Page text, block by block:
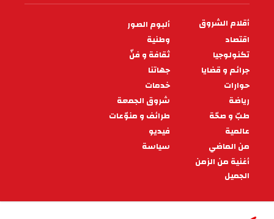
PIED
DE
PAGE
أقلام الشروق
ألبوم الصور
اقتصاد
وطنية
تكنولوجيا
ثقافة و فنّ
جرائم و قضايا
جهاتنا
حوارات
خدمات
رياضة
شروق الجمعة
طبّ و صحّة
طرائف و منوّعات
عالمية
فيديو
من الماضي
سياسة
أغنية من الزمن
الجميل